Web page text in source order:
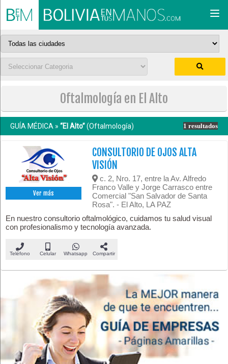
Oftalmología en El Alto
GUÍA MÉDICA » “El Alto”(Oftalmología) 1 resultados
Ver más
CONSULTORIO DE OJOS ALTA
VISIÓN
c. 2, Nro. 17, entre la Av. Alfredo
Franco Valle y Jorge Carrasco entre
Comercial "San Salvador de Santa
Rosa". - El Alto, LA PAZ
En nuestro consultorio oftalmológico, cuidamos tu salud visual
con profesionalismo y tecnología avanzada.
Teléfono Celular Whatsapp Compartir